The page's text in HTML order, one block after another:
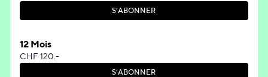
S’ABON N ER
S’ABONNER
12 Mois
CHF 120.-
S’ABON N ER